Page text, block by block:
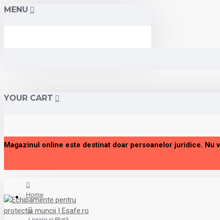
MENU
YOUR CART
Magazinul online este destinat doar persoanelor juridice.
Home